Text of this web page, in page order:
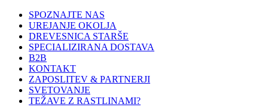
SPOZNAJTE NAS
UREJANJE OKOLJA
DREVESNICA STARŠE
SPECIALIZIRANA DOSTAVA
B2B
KONTAKT
ZAPOSLITEV & PARTNERJI
SVETOVANJE
TEŽAVE Z RASTLINAMI?